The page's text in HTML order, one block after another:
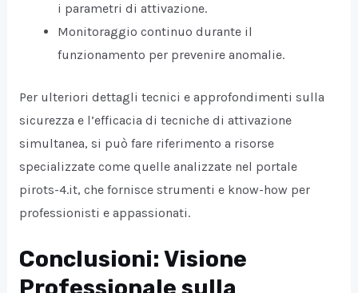
i parametri di attivazione.
Monitoraggio continuo durante il
funzionamento per prevenire anomalie.
Per ulteriori dettagli tecnici e approfondimenti sulla
sicurezza e l’efficacia di tecniche di attivazione
simultanea, si può fare riferimento a risorse
specializzate come quelle analizzate nel portale
pirots-4.it, che fornisce strumenti e know-how per
professionisti e appassionati.
Conclusioni: Visione
Professionale sulla